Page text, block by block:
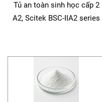
Tủ an toàn sinh học cấp 2
A2, Scitek BSC-IIA2 series